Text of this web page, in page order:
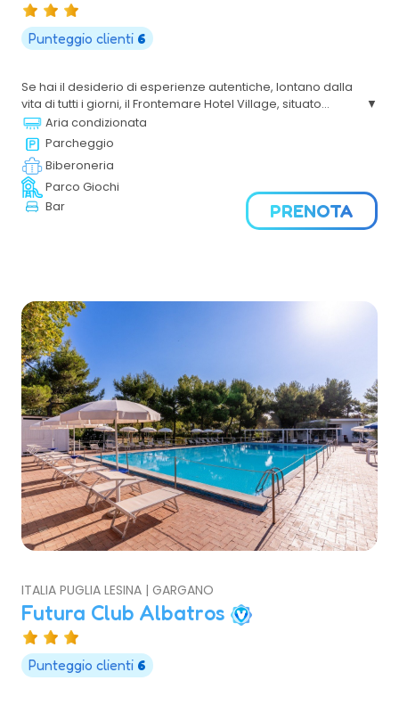
Punteggio clienti 6
Se hai il desiderio di esperienze autentiche, lontano dalla
vita di tutti i giorni, il Frontemare Hotel Village, situato
direttamente sul mare
più di una destinazione, è un sentimento. E’ l’emozione dei
tramonti mozzafiato ogni volta che lo desideri dalla nostra
terrazza sul mare.
Aria condizionata
Parcheggio
Biberoneria
Parco Giochi
Bar
PRENOTA
ITALIA PUGLIA LESINA | GARGANO
Futura Club Albatros
Punteggio clienti 6